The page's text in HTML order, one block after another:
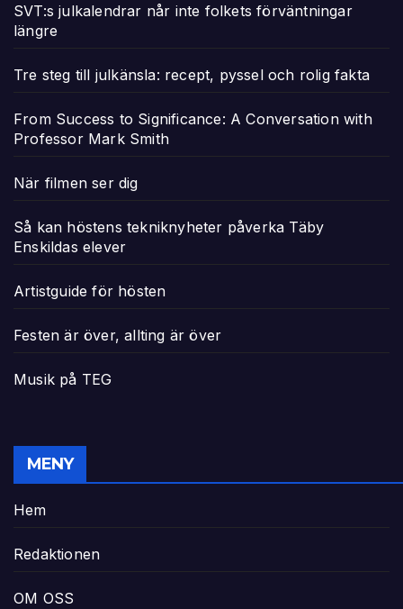
SVT:s julkalendrar når inte folkets förväntningar
längre
Tre steg till julkänsla: recept, pyssel och rolig fakta
From Success to Significance: A Conversation with
Professor Mark Smith
När filmen ser dig
Så kan höstens tekniknyheter påverka Täby
Enskildas elever
Artistguide för hösten
Festen är över, allting är över
Musik på TEG
MENY
Hem
Redaktionen
OM OSS